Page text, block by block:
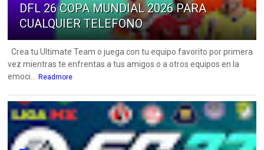
DFL 26 COPA MUNDIAL 2026 PARA
CUALQUIER TELEFONO
Crea tu Ultimate Team o juega con tu equipo favorito por primera
vez mientras te enfrentas a tus amigos o a otros equipos en la
emoci...
Readmore